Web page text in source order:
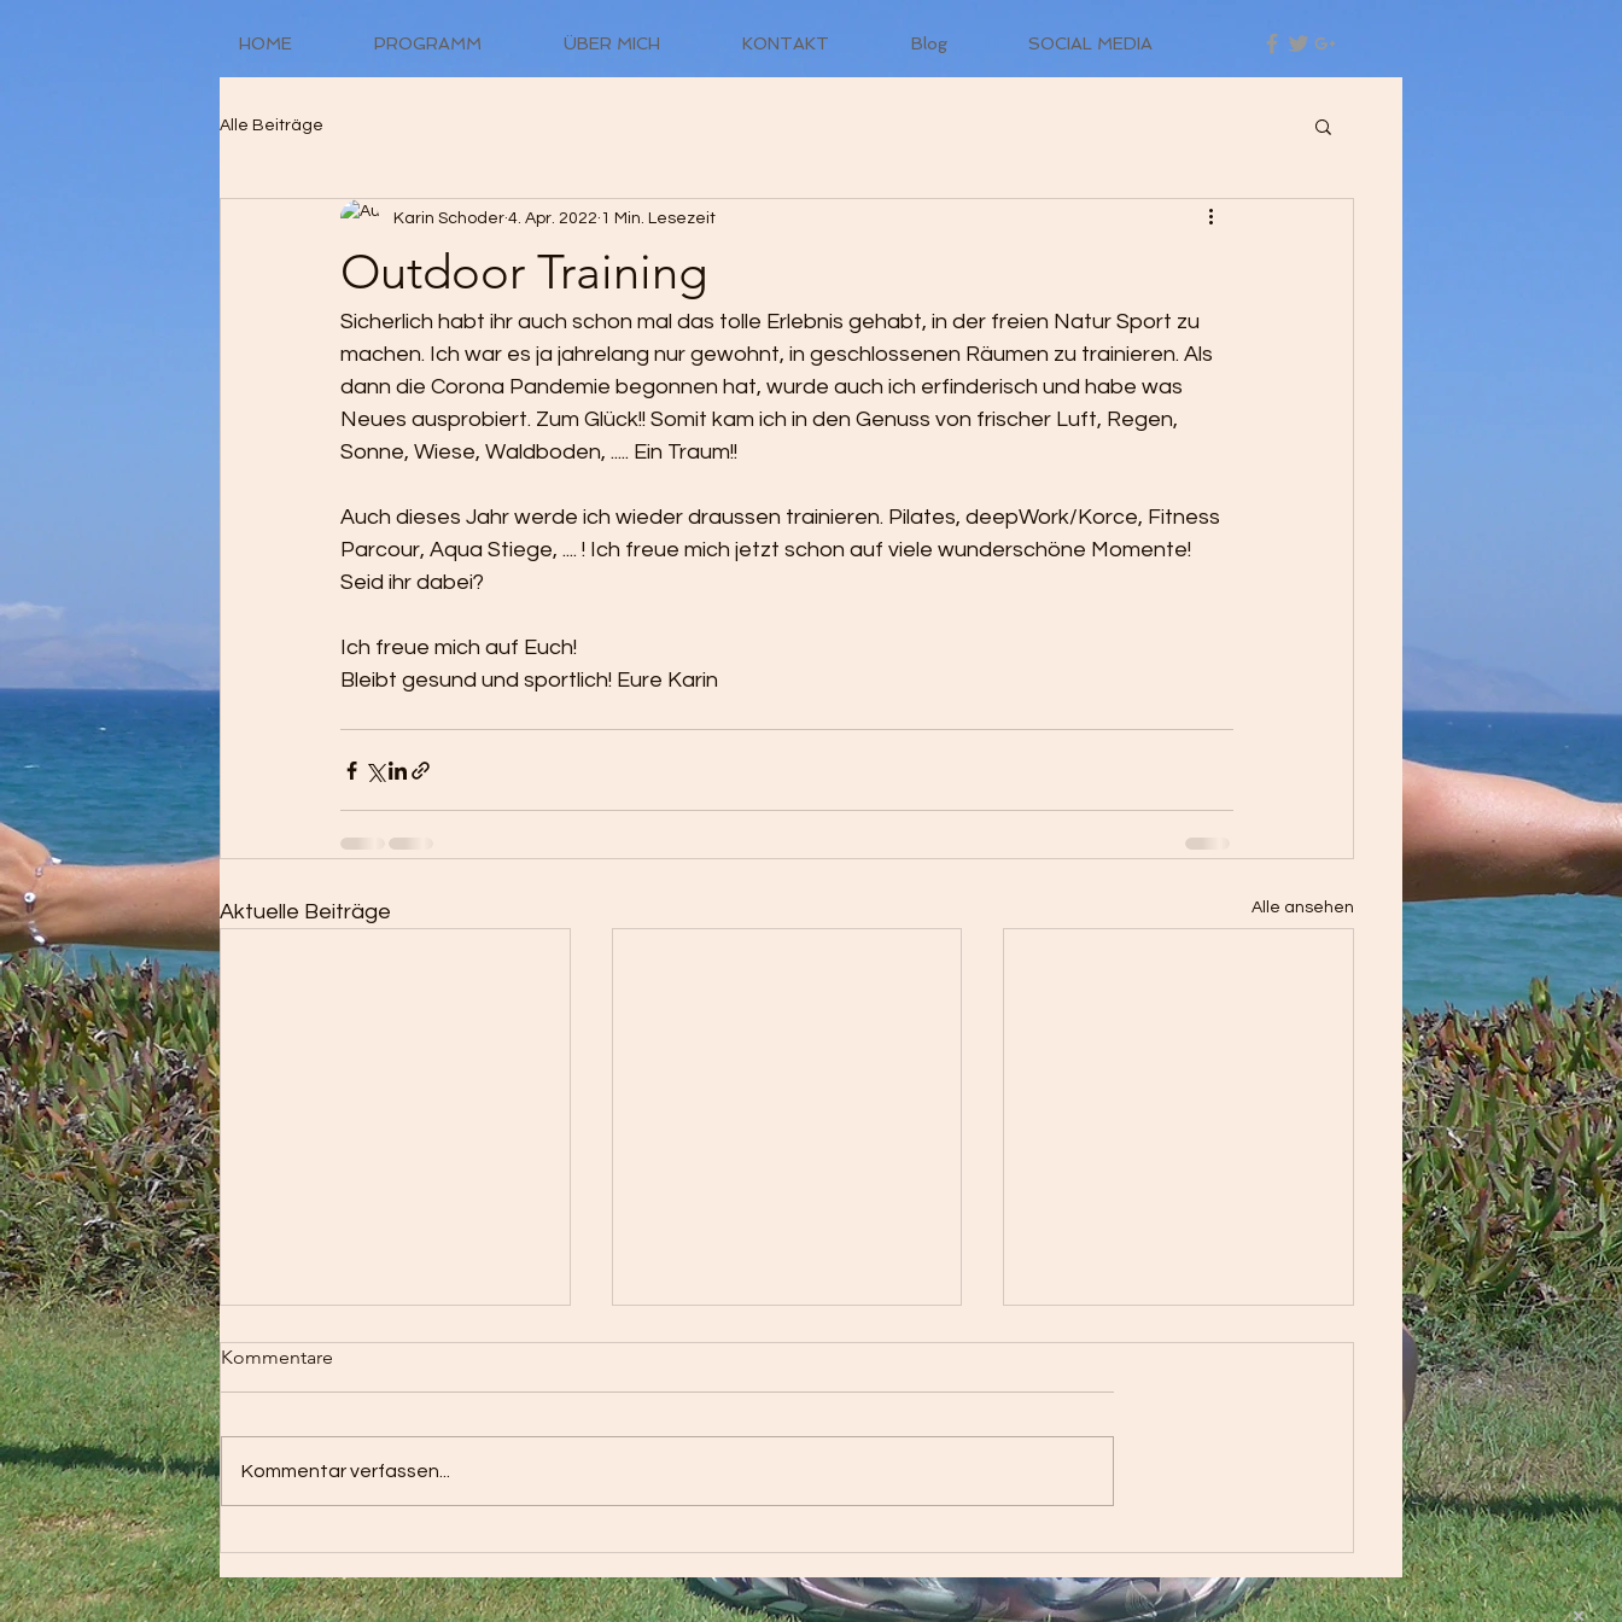
HOME PROGRAMM ÜBER MICH KONTAKT Blog SOCIAL MEDIA
Alle Beiträge
Outdoor Training
Karin Schoder 4. Apr. 2022 1 Min. Lesezeit
Sicherlich habt ihr auch schon mal das tolle Erlebnis gehabt, in der freien Natur Sport zu
machen. Ich war es ja jahrelang nur gewohnt, in geschlossenen Räumen zu trainieren. Als
dann die Corona Pandemie begonnen hat, wurde auch ich erfinderisch und habe was
Neues ausprobiert. Zum Glück!! Somit kam ich in den Genuss von frischer Luft, Regen,
Sonne, Wiese, Waldboden, ..... Ein Traum!!
Auch dieses Jahr werde ich wieder draussen trainieren. Pilates, deepWork/Korce, Fitness
Parcour, Aqua Stiege, .... ! Ich freue mich jetzt schon auf viele wunderschöne Momente!
Seid ihr dabei?
Ich freue mich auf Euch!
Bleibt gesund und sportlich! Eure Karin
Aktuelle Beiträge Alle ansehen
Kommentare
Kommentar verfassen...